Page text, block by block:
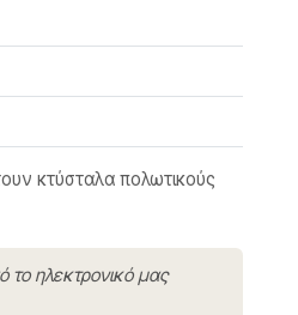
κτύσταλα πολωτικούς
το ηλεκτρονικό μας